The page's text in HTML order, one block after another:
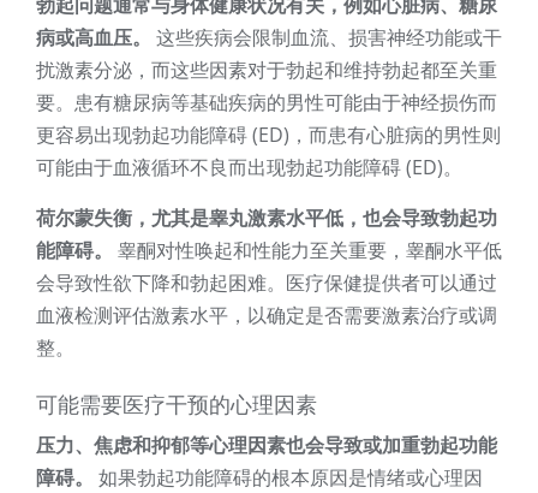
病或高血压。
这些疾病会限制血流、损害神经功能或干
扰激素分泌，而这些因素对于勃起和维持勃起都至关重
要。患有糖尿病等基础疾病的男性可能由于神经损伤而
更容易出现勃起功能障碍 (ED)，而患有心脏病的男性则
可能由于血液循环不良而出现勃起功能障碍 (ED)。
荷尔蒙失衡，尤其是睾丸激素水平低，也会导致勃起功
能障碍。
睾酮对性唤起和性能力至关重要，睾酮水平低
会导致性欲下降和勃起困难。医疗保健提供者可以通过
血液检测评估激素水平，以确定是否需要激素治疗或调
整。
可能需要医疗干预的心理因素
压力、焦虑和抑郁等心理因素也会导致或加重勃起功能
障碍。
如果勃起功能障碍的根本原因是情绪或心理因